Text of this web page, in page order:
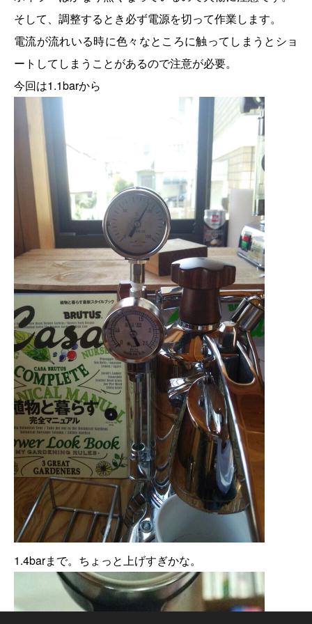
そして、調整するとき必ず電源を切って作業します。
電流が流れいる時に色々なところに触ってしまうとショ
ートしてしまうことがあるので注意が必要。
今回は1.1barから
1.4barまで。ちょっと上げすぎかな。